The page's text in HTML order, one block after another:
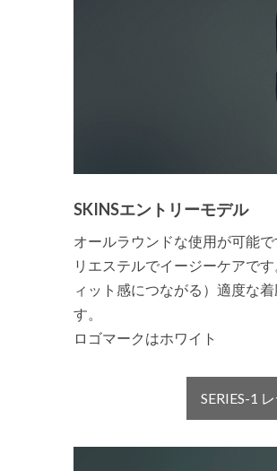
SKINSエントリーモデル
オールラウンドな使用が可能
リエステルでイージーケアで
ィット感につながる）適度な
す。
ロゴマークはホワイト
SERIES-1